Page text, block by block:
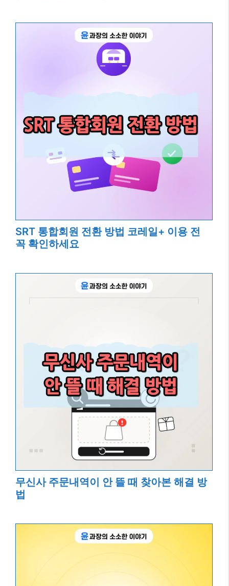
SRT 통합회원 전환 방법 코레일+ 이용 전
꼭 확인하세요
무신사 주문내역이 안 뜰 때 찾아본 해결 방
법